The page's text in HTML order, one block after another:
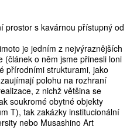
prostor s kavárnou přístupný od
je jedním z nejvýraznějších
o něm jsme přinesli loni
přírodními strukturami, jako
polohu na rozhraní
z nichž většina se
soukromé obytné objekty
T), tak zakázky institucionální
nebo Musashino Art